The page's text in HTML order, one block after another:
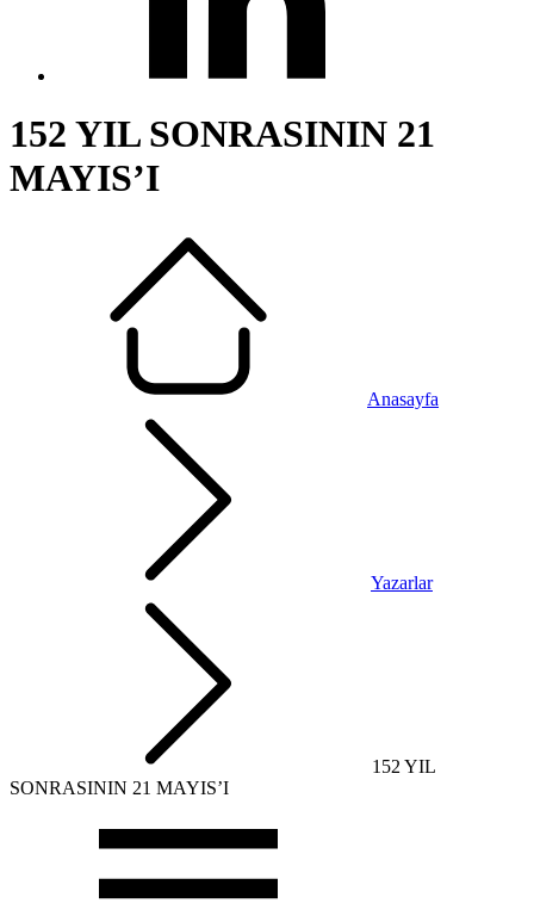
152 YIL SONRASININ 21
MAYIS’I
Anasayfa
Yazarlar
152 YIL
SONRASININ 21 MAYIS’I